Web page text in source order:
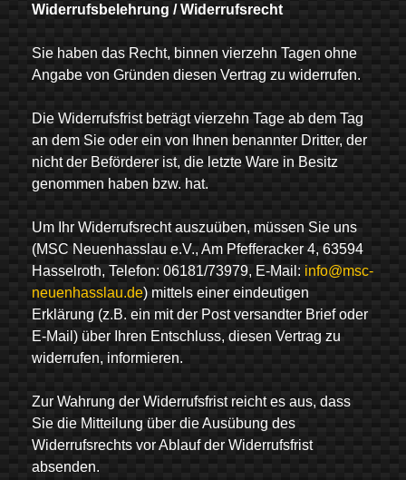
Widerrufsbelehrung / Widerrufsrecht
Sie haben das Recht, binnen vierzehn Tagen ohne
Angabe von Gründen diesen Vertrag zu widerrufen.
Die Widerrufsfrist beträgt vierzehn Tage ab dem Tag
an dem Sie oder ein von Ihnen benannter Dritter, der
nicht der Beförderer ist, die letzte Ware in Besitz
genommen haben bzw. hat.
Um Ihr Widerrufsrecht auszuüben, müssen Sie uns
(MSC Neuenhasslau e.V., Am Pfefferacker 4, 63594
Hasselroth, Telefon: 06181/73979, E-Mail: info@msc-
neuenhasslau.de) mittels einer eindeutigen
Erklärung (z.B. ein mit der Post versandter Brief oder
E-Mail) über Ihren Entschluss, diesen Vertrag zu
widerrufen, informieren.
Zur Wahrung der Widerrufsfrist reicht es aus, dass
Sie die Mitteilung über die Ausübung des
Widerrufsrechts vor Ablauf der Widerrufsfrist
absenden.